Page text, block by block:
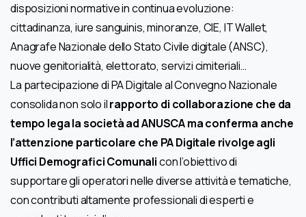
disposizioni normative in continua evoluzione:
cittadinanza, iure sanguinis, minoranze, CIE, IT Wallet,
Anagrafe Nazionale dello Stato Civile digitale (ANSC),
nuove genitorialità, elettorato, servizi cimiteriali…
La partecipazione di PA Digitale al Convegno Nazionale
consolida non solo ilrapporto di collaborazione che da
tempo lega la società ad ANUSCA ma conferma anche
l’attenzione particolare che PA Digitale rivolge agli
Uffici Demografici Comunalicon l’obiettivo di
supportare gli operatori nelle diverse attività e tematiche,
con contributi altamente professionali di esperti e